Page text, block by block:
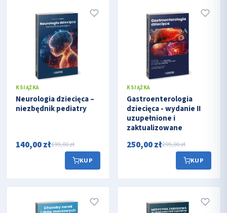
KSIĄŻKA
Neurologia dziecięca –
niezbędnik pediatry
140,00 zł199,00 zł
KUP
KSIĄŻKA
Gastroenterologia
dziecięca - wydanie II
uzupełnione i
zaktualizowane
250,00 zł299,00 zł
KUP